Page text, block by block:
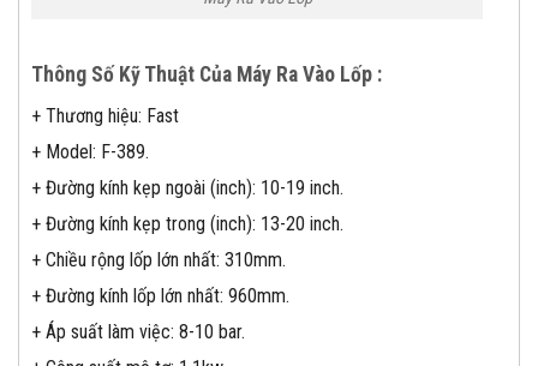
Thông Số Kỹ Thuật Của Máy Ra Vào Lốp :
+ Thương hiệu: Fast
+ Model: F-389.
+ Đường kính kẹp ngoài (inch): 10-19 inch.
+ Đường kính kẹp trong (inch): 13-20 inch.
+ Chiều rộng lốp lớn nhất: 310mm.
+ Đường kính lốp lớn nhất: 960mm.
+ Áp suất làm việc: 8-10 bar.